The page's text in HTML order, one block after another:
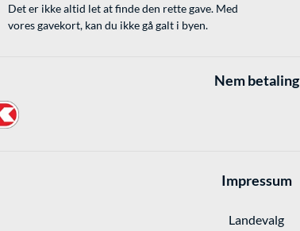
Det er ikke altid let at finde den rette gave. Med
vores gavekort, kan du ikke gå galt i byen.
Nem betaling
Impressum
Landevalg